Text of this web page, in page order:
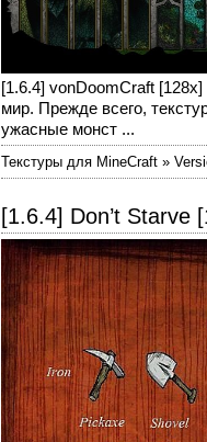
[1.6.4] vonDoomCraft
мир. Прежде всего,
ужасные монст ...
Текстуры для MineCraft »
[1.6.4] Don’t Starve